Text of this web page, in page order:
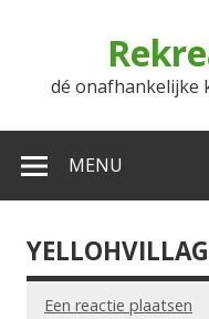
dé onafhankelijke
MENU
Een reactie plaatsen